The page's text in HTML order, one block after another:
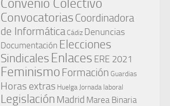
Convocatorias Coordinadora
de Informática Cádiz Denuncias
Documentación Elecciones
Sindicales Enlaces ERE 2021
Feminismo Formación Guardias
Horas extras Huelga Jornada laboral
Legislación Madrid Marea Binaria